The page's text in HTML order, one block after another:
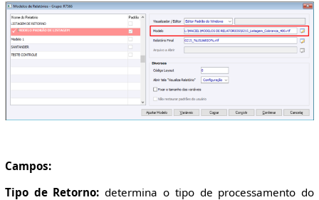
Campos:
Tipo de Retorno: determina o tipo de processamento do